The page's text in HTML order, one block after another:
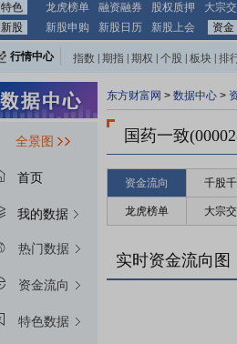
特色 龙虎榜单 融资融券 股权质押 大宗
新股
新股申购 新股日历 新股上会 资金
行情中心 指数 期指 期权 个股 板块 排
全景图
首页
我的数据
热门数据
资金流向
特色数据
东方财富网 > 数据中心 >
国药一致
资金流向 千股
龙虎榜单 大宗
实时资金流向图